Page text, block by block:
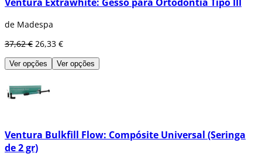
de Madespa
37,62 € 26,33 €
Ver opções Ver opções
Ventura Bulkfill Flow: Compósite Universal (Seringa
de 2 gr)